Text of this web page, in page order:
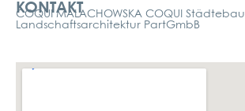
KONTAKT
COQUI MALACHOWSKA COQUI Städtebau
Landschaftsarchitektur PartGmbB